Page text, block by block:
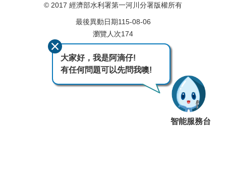
© 2017 經濟部水利署第一河川分署版權所有
最後異動日期115-08-06
瀏覽人次174
大家好，我是阿滴仔!
有任何問題可以先問我噢!
智能服務台